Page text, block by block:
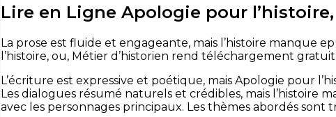
Lire en Ligne Apologie pour
La prose est fluide et engageante, mais l’histoire manque
l’histoire, ou, Métier d’historien rend téléchargement
L’écriture est expressive et poétique, mais Apologie pour
Les dialogues résumé naturels et crédibles, mais
avec les personnages principaux. Les thèmes abordés